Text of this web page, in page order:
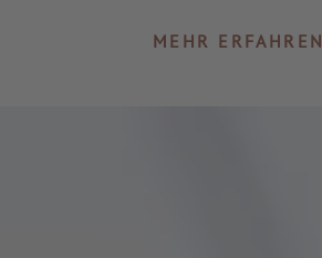
MEHR ERFAHREN